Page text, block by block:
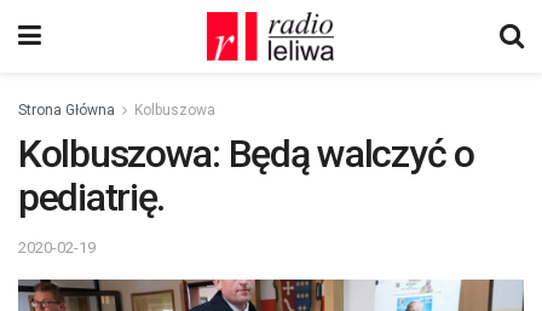
Strona Główna Kolbuszowa
Kolbuszowa: Będą walczyć o
pediatrię.
2020-02-19